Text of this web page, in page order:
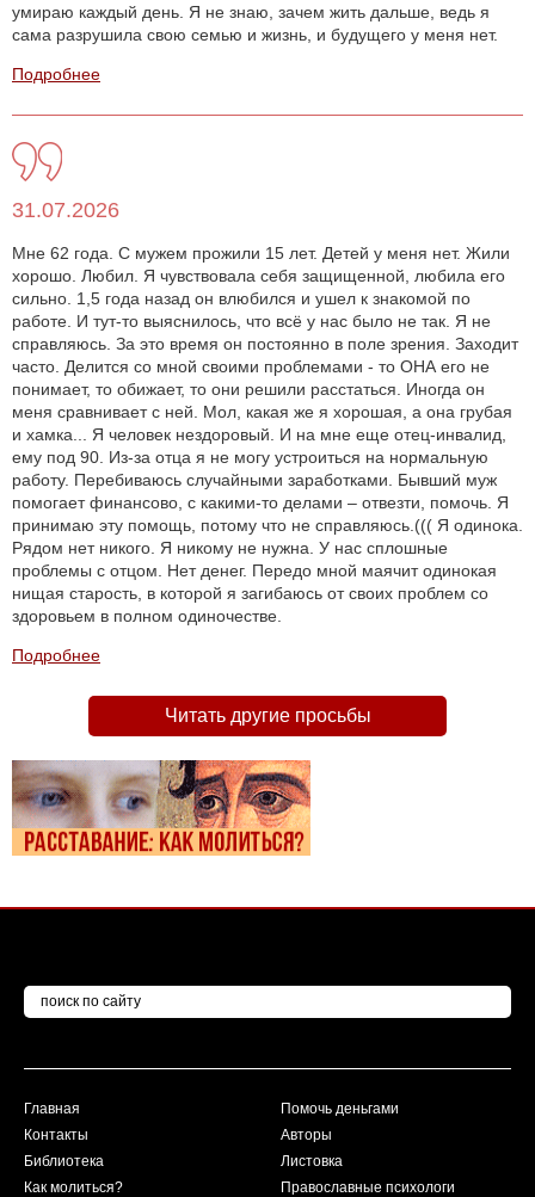
умираю каждый день. Я не знаю, зачем жить дальше, ведь я
сама разрушила свою семью и жизнь, и будущего у меня нет.
Подробнее
31.07.2026
Мне 62 года. С мужем прожили 15 лет. Детей у меня нет. Жили
хорошо. Любил. Я чувствовала себя защищенной, любила его
сильно. 1,5 года назад он влюбился и ушел к знакомой по
работе. И тут-то выяснилось, что всё у нас было не так. Я не
справляюсь. За это время он постоянно в поле зрения. Заходит
часто. Делится со мной своими проблемами - то ОНА его не
понимает, то обижает, то они решили расстаться. Иногда он
меня сравнивает с ней. Мол, какая же я хорошая, а она грубая
и хамка... Я человек нездоровый. И на мне еще отец-инвалид,
ему под 90. Из-за отца я не могу устроиться на нормальную
работу. Перебиваюсь случайными заработками. Бывший муж
помогает финансово, с какими-то делами – отвезти, помочь. Я
принимаю эту помощь, потому что не справляюсь.((( Я одинока.
Рядом нет никого. Я никому не нужна. У нас сплошные
проблемы с отцом. Нет денег. Передо мной маячит одинокая
нищая старость, в которой я загибаюсь от своих проблем со
здоровьем в полном одиночестве.
Подробнее
Читать другие просьбы
Главная
Контакты
Библиотека
Как молиться?
Помочь деньгами
Авторы
Листовка
Православные психологи